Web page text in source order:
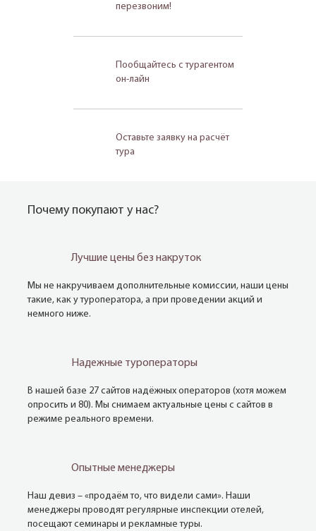
перезвоним!
Пообщайтесь с турагентом
он-лайн
Оставьте заявку на расчёт
тура
Почему покупают у нас?
Лучшие цены без накруток
Мы не накручиваем дополнительные комиссии, наши цены
такие, как у туроператора, а при проведении акций и
немного ниже.
Надежные туроператоры
В нашей базе 27 сайтов надёжных операторов (хотя можем
опросить и 80). Мы снимаем актуальные цены с сайтов в
режиме реального времени.
Опытные менеджеры
Наш девиз – «продаём то, что видели сами». Наши
менеджеры проводят регулярные инспекции отелей,
посещают семинары и рекламные туры.